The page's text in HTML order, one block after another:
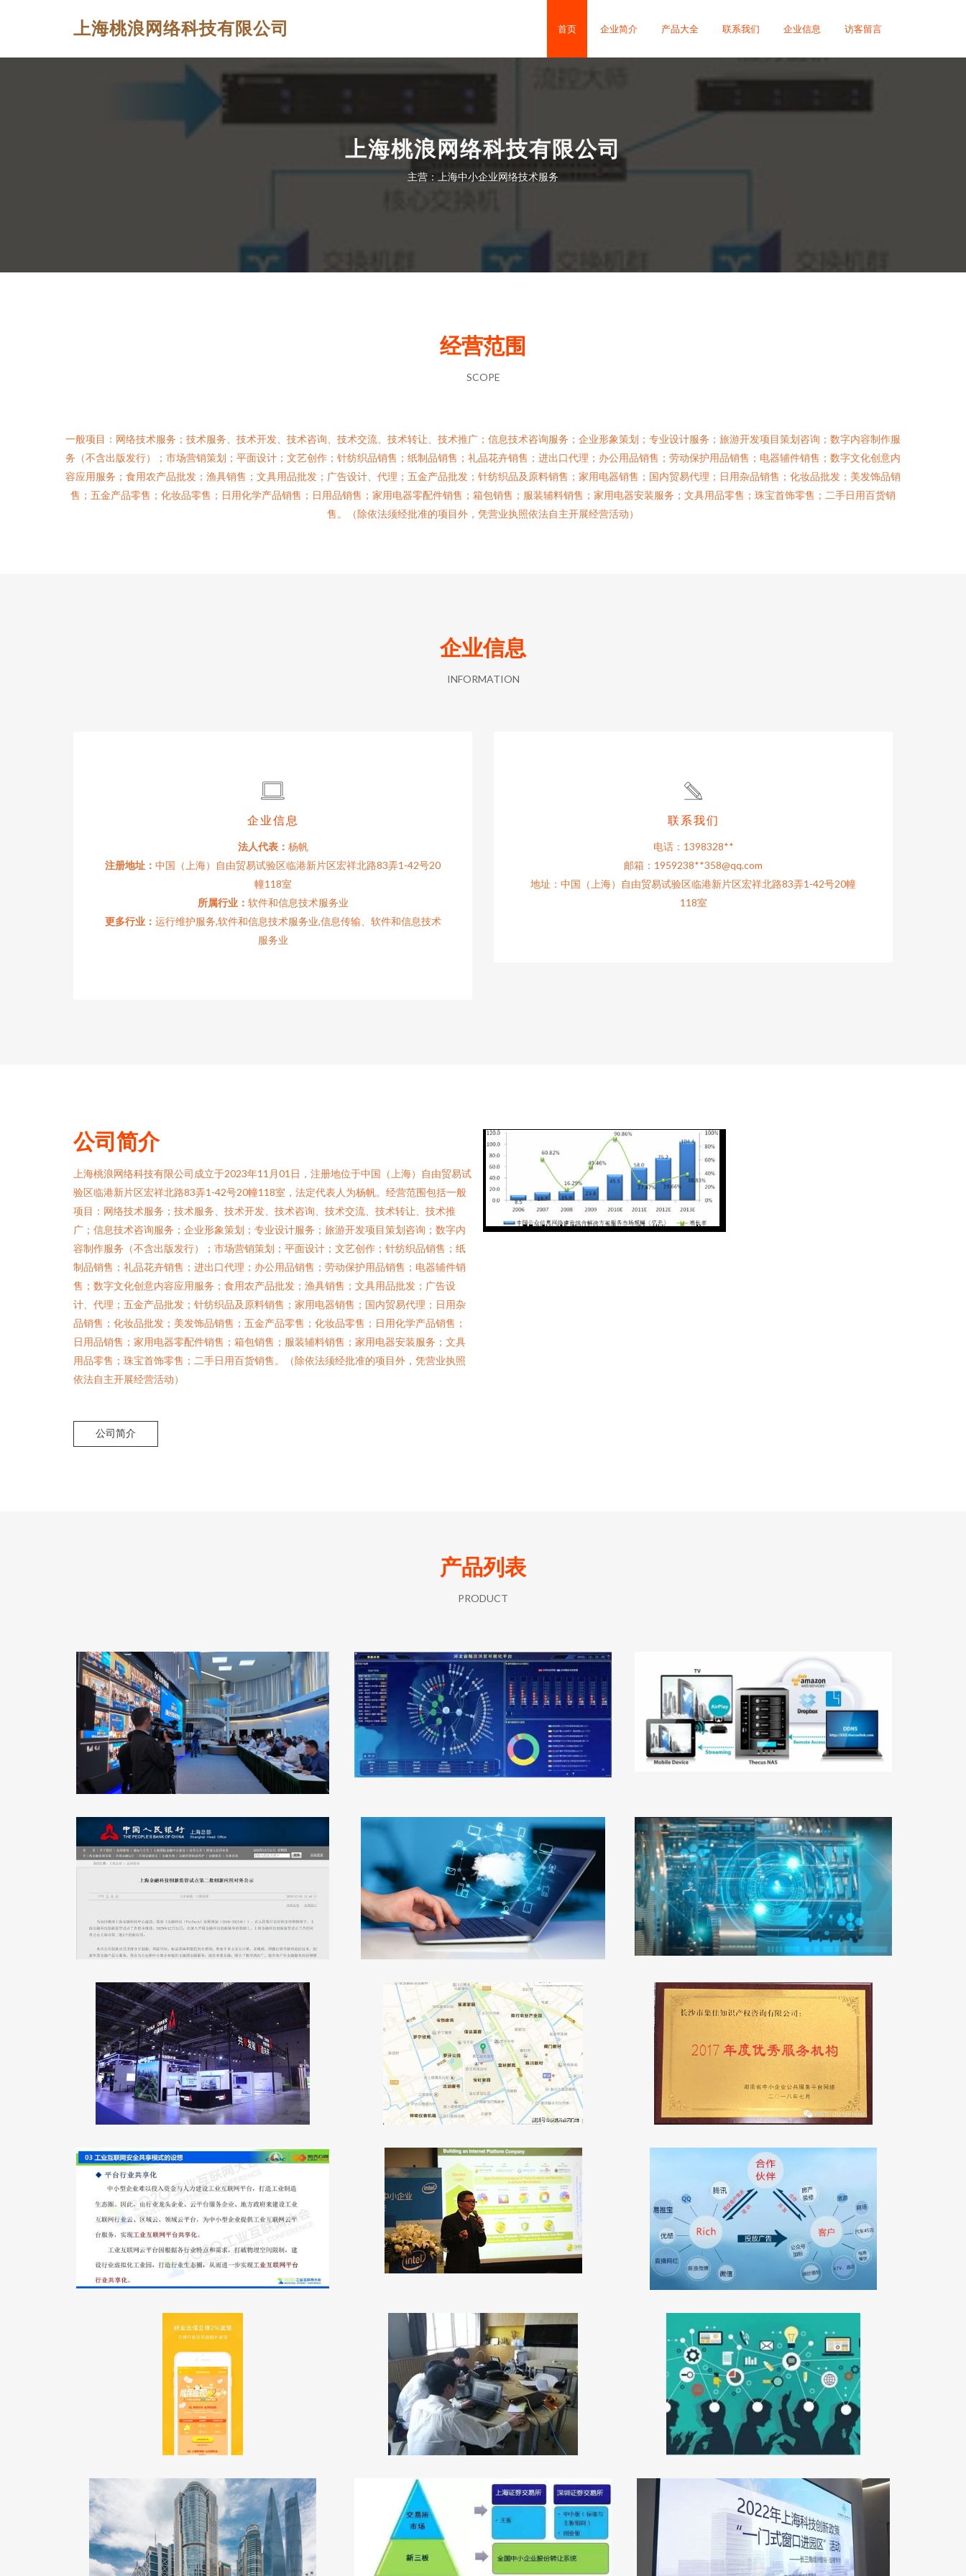
上海桃浪网络科技有限公司 首页 企业简介 产品大全 联系我们 企业信息 访客留言
上海桃浪网络科技有限公司
主营：上海中小企业网络技术服务
经营范围
SCOPE
一般项目：网络技术服务；技术服务、技术开发、技术咨询、技术交流、技术转让、技术推广；信息技术咨询服务；企业形象策划；专业设计服务；旅游开发项目策划咨询；数字内容制作服
务（不含出版发行）；市场营销策划；平面设计；文艺创作；针纺织品销售；纸制品销售；礼品花卉销售；进出口代理；办公用品销售；劳动保护用品销售；电器辅件销售；数字文化创意内
容应用服务；食用农产品批发；渔具销售；文具用品批发；广告设计、代理；五金产品批发；针纺织品及原料销售；家用电器销售；国内贸易代理；日用杂品销售；化妆品批发；美发饰品销
售；五金产品零售；化妆品零售；日用化学产品销售；日用品销售；家用电器零配件销售；箱包销售；服装辅料销售；家用电器安装服务；文具用品零售；珠宝首饰零售；二手日用百货销
售。（除依法须经批准的项目外，凭营业执照依法自主开展经营活动）
企业信息
INFORMATION
企业信息
法人代表： 杨帆
注册地址： 中国（上海）自由贸易试验区临港新片区宏祥北路83弄1-42号20
幢118室
所属行业： 软件和信息技术服务业
更多行业： 运行维护服务,软件和信息技术服务业,信息传输、软件和信息技术
服务业
联系我们
电话：1398328**
邮箱：1959238**358@qq.com
地址：中国（上海）自由贸易试验区临港新片区宏祥北路83弄1-42号20幢
118室
公司简介
上海桃浪网络科技有限公司成立于2023年11月01日，注册地位于中国（上海）自由贸易试
验区临港新片区宏祥北路83弄1-42号20幢118室，法定代表人为杨帆。经营范围包括一般
项目：网络技术服务；技术服务、技术开发、技术咨询、技术交流、技术转让、技术推
广；信息技术咨询服务；企业形象策划；专业设计服务；旅游开发项目策划咨询；数字内
容制作服务（不含出版发行）；市场营销策划；平面设计；文艺创作；针纺织品销售；纸
制品销售；礼品花卉销售；进出口代理；办公用品销售；劳动保护用品销售；电器辅件销
售；数字文化创意内容应用服务；食用农产品批发；渔具销售；文具用品批发；广告设
计、代理；五金产品批发；针纺织品及原料销售；家用电器销售；国内贸易代理；日用杂
品销售；化妆品批发；美发饰品销售；五金产品零售；化妆品零售；日用化学产品销售；
日用品销售；家用电器零配件销售；箱包销售；服装辅料销售；家用电器安装服务；文具
用品零售；珠宝首饰零售；二手日用百货销售。（除依法须经批准的项目外，凭营业执照
依法自主开展经营活动）
公司简介
产品列表
PRODUCT